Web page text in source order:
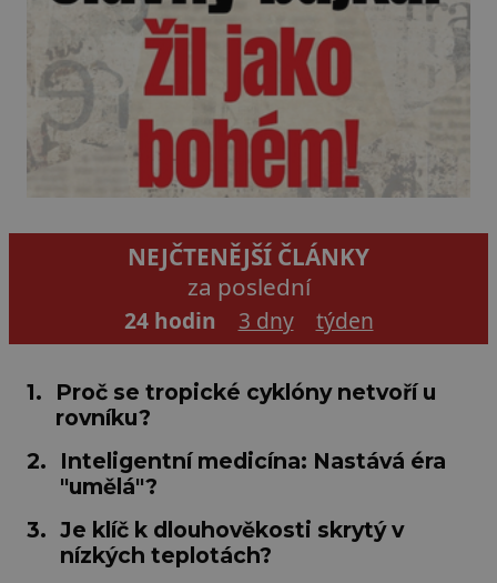
NEJČTENĚJŠÍ ČLÁNKY
za poslední
24 hodin 3 dny týden
1.
Proč se tropické cyklóny netvoří u
rovníku?
2.
Inteligentní medicína: Nastává éra
"umělá"?
3. Je klíč k dlouhověkosti skrytý v
nízkých teplotách?